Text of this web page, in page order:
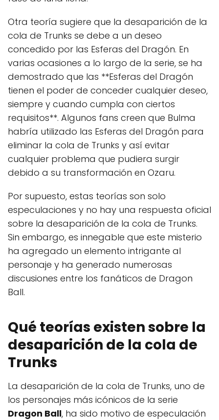
Otra teoría sugiere que la desaparición de la
cola de Trunks se debe a un deseo
concedido por las Esferas del Dragón. En
varias ocasiones a lo largo de la serie, se ha
demostrado que las **Esferas del Dragón
tienen el poder de conceder cualquier deseo,
siempre y cuando cumpla con ciertos
requisitos**. Algunos fans creen que Bulma
habría utilizado las Esferas del Dragón para
eliminar la cola de Trunks y así evitar
cualquier problema que pudiera surgir
debido a su transformación en Ozaru.
Por supuesto, estas teorías son solo
especulaciones y no hay una respuesta oficial
sobre la desaparición de la cola de Trunks.
Sin embargo, es innegable que este misterio
ha agregado un elemento intrigante al
personaje y ha generado numerosas
discusiones entre los fanáticos de Dragon
Ball.
Qué teorías existen sobre la
desaparición de la cola de
Trunks
La desaparición de la cola de Trunks, uno de
los personajes más icónicos de la serie
Dragon Ball, ha sido motivo de especulación